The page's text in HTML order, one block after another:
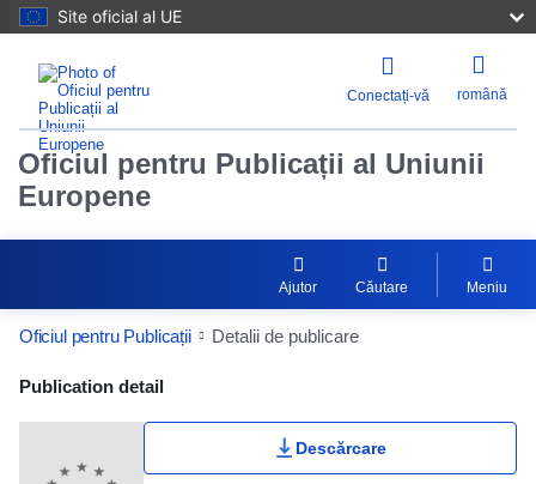
Site oficial al UE
Conectați-vă română
Oficiul pentru Publicații al Uniunii
Europene
Ajutor Căutare Meniu
Oficiul pentru Publicații Detalii de publicare
Publication Detail Actions Portlet
Publication detail
Descărcare